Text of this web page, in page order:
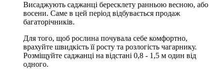
Висаджують саджанці бересклету ранньою весною, або
восени. Саме в цей період відбувається продаж
багаторічників.
Для того, щоб рослина почувала себе комфортно,
врахуйте швидкість її росту та розлогість чагарнику.
Розміщуйте саджанці на відстані 0,8 - 1,5 м один від
одного.